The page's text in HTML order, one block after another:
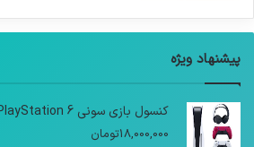
پیشنهاد ویژه
کنسول بازی سونی PlayStation 6
18,000,000تومان